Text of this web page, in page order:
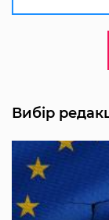
Вибір